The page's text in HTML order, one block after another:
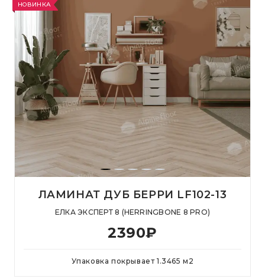
НОВИНКА
ЛАМИНАТ ДУБ БЕРРИ LF102-13
ЕЛКА ЭКСПЕРТ 8 (HERRINGBONE 8 PRO)
2390₽
Упаковка покрывает 1.3465 м 2